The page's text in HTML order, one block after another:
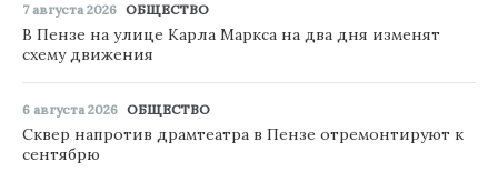
7 августа 2026 ОБЩЕСТВО
В Пензе на улице Карла Маркса на два дня изменят
схему движения
6 августа 2026 ОБЩЕСТВО
Сквер напротив драмтеатра в Пензе отремонтируют к
сентябрю